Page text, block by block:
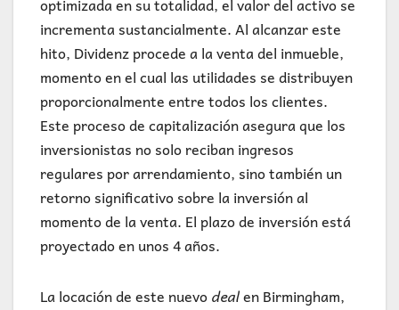
incrementa sustancialmente. Al alcanzar este
hito, Dividenz procede a la venta del inmueble,
momento en el cual las utilidades se distribuyen
proporcionalmente entre todos los clientes.
Este proceso de capitalización asegura que los
inversionistas no solo reciban ingresos
regulares por arrendamiento, sino también un
retorno significativo sobre la inversión al
momento de la venta. El plazo de inversión está
proyectado en unos 4 años.
La locación de este nuevodealen Birmingham,